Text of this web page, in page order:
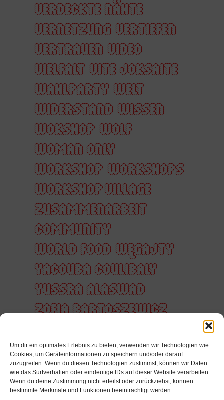
Um dir ein optimales Erlebnis zu bieten, verwenden wir Technologien wie
Cookies, um Geräteinformationen zu speichern und/oder darauf
zuzugreifen. Wenn du diesen Technologien zustimmst, können wir Daten
wie das Surfverhalten oder eindeutige IDs auf dieser Website verarbeiten.
Wenn du deine Zustimmung nicht erteilst oder zurückziehst, können
bestimmte Merkmale und Funktionen beeinträchtigt werden.
VERDECKTE NÄHTE
VERNETZUNG VERTIEFEN
VERTRAUEN VIDEO
VIELFALT VITE JOKSAITE
WAHLPARTY WELT
WIDERSTAND WISSEN
WOKSHOP WOLF
WOMAN ONLY
WORKSHOP WORKSHOPS
WORKSHOP VILLAGE
ZUSAMMENARBEIT
COMMUNITY
WORLD FOOD WĘGAJTY
YACOUBA COULIBALY
YUSSRA ALASWAD
ZOFIA BARTOSZEWICZ
ZUSAMMEN
ZUSAMMENARBEIT
ZÄRTLICHKEIT